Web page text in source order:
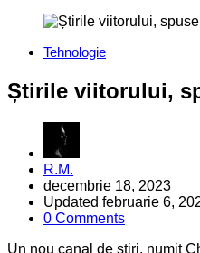
Categories
Tehnologie
Știrile viitorului,
Posted
by
R.M.
decembrie 18, 2023
Updated februarie 6,
0 Comments
Un nou canal de știri, numit